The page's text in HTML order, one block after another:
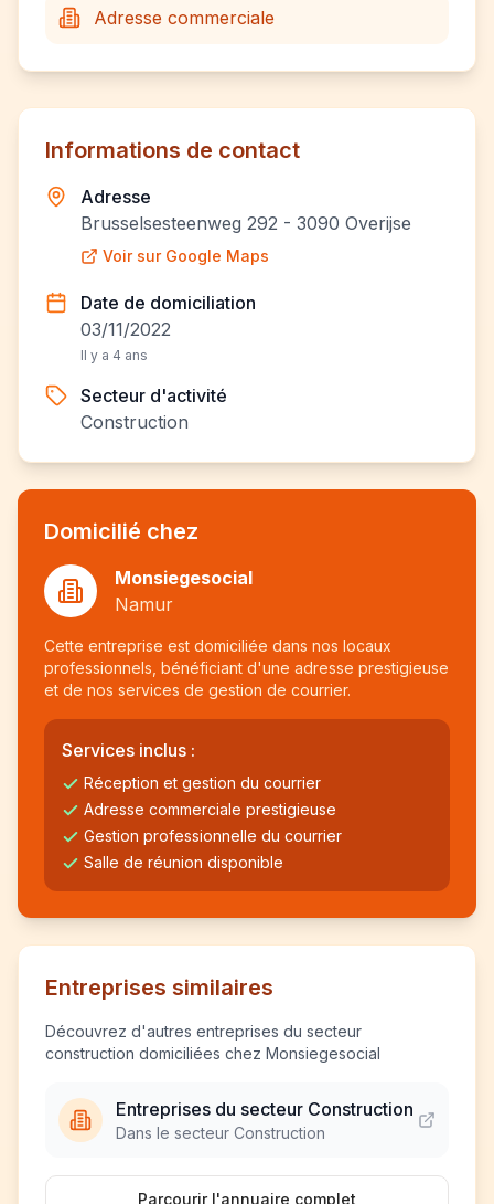
Adresse commerciale
Informations de contact
Adresse
Brusselsesteenweg 292 - 3090 Overijse
Voir sur Google Maps
Date de domiciliation
03/11/2022
Il y a 4 ans
Secteur d'activité
Construction
Domicilié chez
Monsiegesocial
Namur
Cette entreprise est domiciliée dans nos locaux
professionnels, bénéficiant d'une adresse prestigieuse
et de nos services de gestion de courrier.
Services inclus :
Réception et gestion du courrier
Adresse commerciale prestigieuse
Gestion professionnelle du courrier
Salle de réunion disponible
Entreprises similaires
Découvrez d'autres entreprises du secteur
construction domiciliées chez Monsiegesocial
Entreprises du secteur Construction
Dans le secteur Construction
Parcourir l'annuaire complet